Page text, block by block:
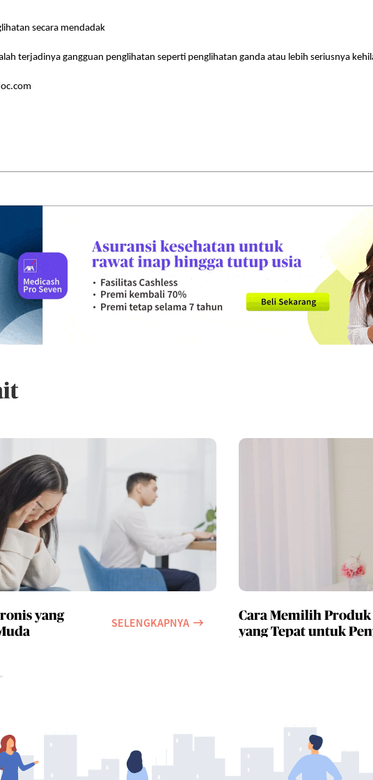
secara mendadak
terjadinya gangguan penglihatan seperti penglihatan ganda atau lebih seriusnya
yang
SELENGKAPNYA
Cara Memilih Produk
yang Tepat untuk